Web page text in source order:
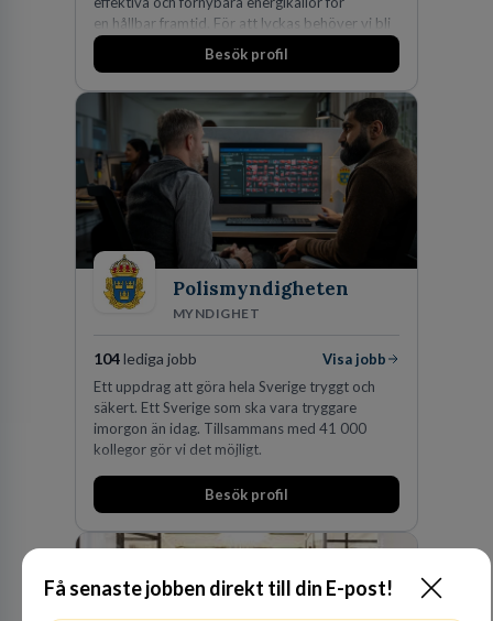
Få senaste jobben direkt till din E-post!
en hållbar framtid. För att lyckas behöver vi bli
fler medarbetare som vill göra skillnad.
Besök profil
Polismyndigheten
MYNDIGHET
104lediga jobb
Visa jobb
Ett uppdrag att göra hela Sverige tryggt och
säkert. Ett Sverige som ska vara tryggare
imorgon än idag. Tillsammans med 41 000
kollegor gör vi det möjligt.
Besök profil